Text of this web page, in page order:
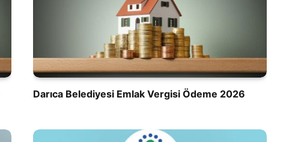
Darıca Belediyesi Emlak Vergisi Ödeme 2026